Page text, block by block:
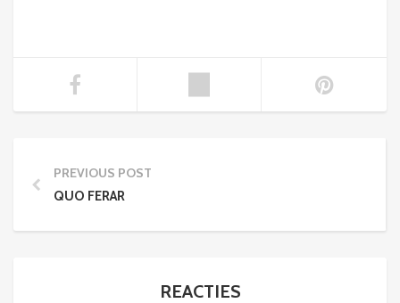
PREVIOUS POST
QUO FERAR
REACTIES